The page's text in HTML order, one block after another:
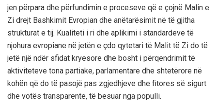
jen përpara dhe përfundimin e proceseve që e çojnë Malin e
Zi drejt Bashkimit Evropian dhe anëtarësimit në të gjitha
strukturat e tij. Kualiteti i ri dhe aplikimi i standardeve të
njohura evropiane në jetën e çdo qytetari të Malit të Zi do të
jetë një ndër sfidat kryesore dhe bosht i përqendrimit të
aktiviteteve tona partiake, parlamentare dhe shtetërore në
kohën që do të pasojë pas zgjedhjeve dhe fitores së sigurt
dhe votës transparente, të besuar nga populli.